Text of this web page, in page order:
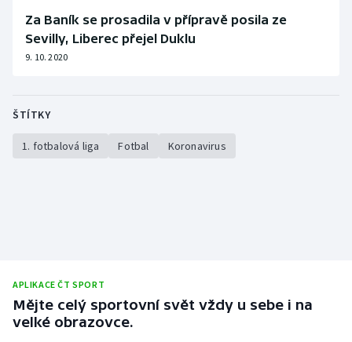
Za Baník se prosadila v přípravě posila ze
Sevilly, Liberec přejel Duklu
9. 10. 2020
ŠTÍTKY
1. fotbalová liga Fotbal Koronavirus
APLIKACE ČT SPORT
Mějte celý sportovní svět vždy u sebe i na
velké obrazovce.